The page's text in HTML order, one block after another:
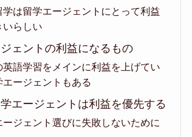
学は留学エージェントにとって利益
いらしい
ェントの利益になるもの
英語学習をメインに利益を上げてい
エージェントもある
エージェントは利益を優先する
ージェント選びに失敗しないために